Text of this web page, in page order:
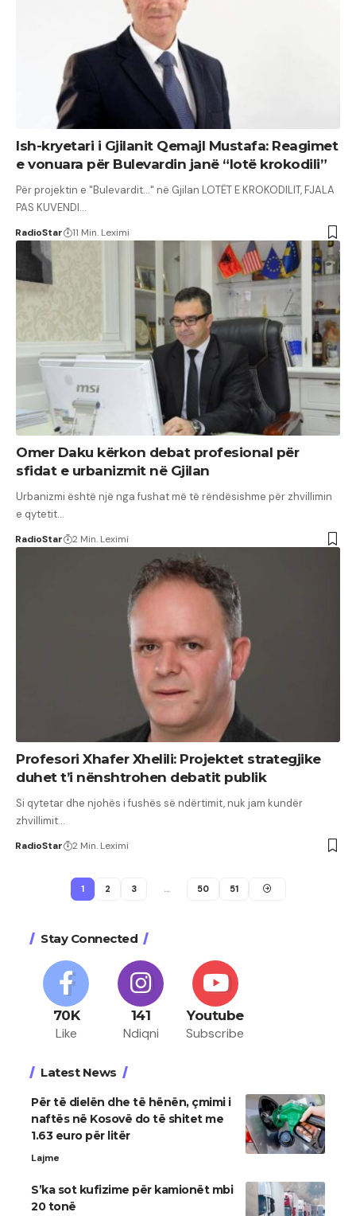
Ish-kryetari i Gjilanit Qemajl Mustafa: Reagimet
e vonuara për Bulevardin janë “lotë krokodili”
Për projektin e "Bulevardit..." në Gjilan LOTËT E KROKODILIT, FJALA
PAS KUVENDI…
RadioStar 11 Min. Leximi
Omer Daku kërkon debat profesional për
sfidat e urbanizmit në Gjilan
Urbanizmi është një nga fushat më të rëndësishme për zhvillimin
e qytetit…
RadioStar 2 Min. Leximi
Profesori Xhafer Xhelili: Projektet strategjike
duhet t’i nënshtrohen debatit publik
Si qytetar dhe njohës i fushës së ndërtimit, nuk jam kundër
zhvillimit…
RadioStar 2 Min. Leximi
1 2 3 … 50 51
Stay Connected
70K
Like
141
Ndiqni
Youtube
Subscribe
Latest News
Për të dielën dhe të hënën, çmimi i
naftës në Kosovë do të shitet me
1.63 euro për litër
Lajme
S’ka sot kufizime për kamionët mbi
20 tonë